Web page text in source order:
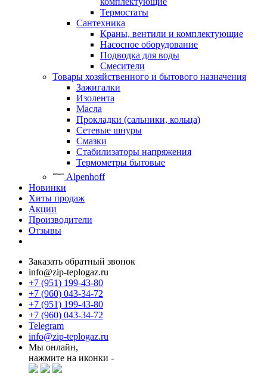
Термостаты
Сантехника
Краны, вентили и комплектующие
Насосное оборудование
Подводка для воды
Смесители
Товары хозяйственного и бытового назначения
Зажигалки
Изолента
Масла
Прокладки (сальники, кольца)
Сетевые шнуры
Смазки
Стабилизаторы напряжения
Термометры бытовые
Alpenhoff
Новинки
Хиты продаж
Акции
Производители
Отзывы
Заказать обратный звонок
info@zip-teplogaz.ru
+7 (951) 199-43-80
+7 (960) 043-34-72
+7 (951) 199-43-80
+7 (960) 043-34-72
Telegram
info@zip-teplogaz.ru
Мы онлайн,
нажмите на иконки -